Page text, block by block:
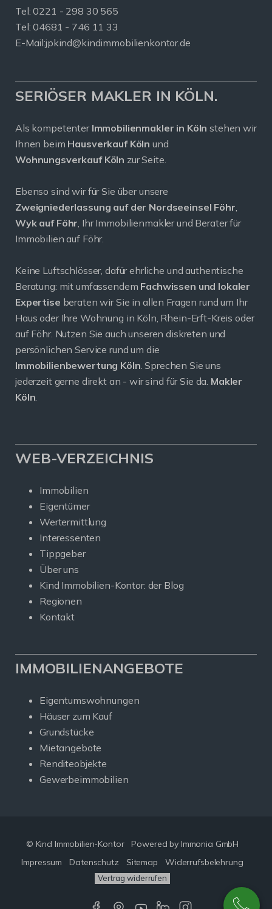
Tel: 0221 - 298 30 565
Tel: 04681 - 746 11 33
E-Mail:jpkind@kindimmobilienkontor.de
SERIÖSER MAKLER IN KÖLN.
Als kompetenter Immobilienmakler in Köln stehen wir
Ihnen beim Hausverkauf Köln und
Wohnungsverkauf Köln zur Seite.
Ebenso sind wir für Sie über unsere
Zweigniederlassung auf der Nordseeinsel Föhr,
Wyk auf Föhr, Ihr Immobilienmakler und Berater für
Immobilien auf Föhr.
Keine Luftschlösser, dafür ehrliche und authentische
Beratung: mit umfassendem Fachwissen und lokaler
Expertise beraten wir Sie in allen Fragen rund um Ihr
Haus oder Ihre Wohnung in Köln, Rhein-Erft-Kreis oder
auf Föhr. Nutzen Sie auch unseren diskreten und
persönlichen Service rund um die
Immobilienbewertung Köln. Sprechen Sie uns
jederzeit gerne direkt an - wir sind für Sie da. Makler
Köln.
WEB-VERZEICHNIS
Immobilien
Eigentümer
Wertermittlung
Interessenten
Tippgeber
Über uns
Kind Immobilien-Kontor: der Blog
Regionen
Kontakt
IMMOBILIENANGEBOTE
Eigentumswohnungen
Häuser zum Kauf
Grundstücke
Mietangebote
Renditeobjekte
Gewerbeimmobilien
© Kind Immobilien-Kontor
Powered by Immonia GmbH
Impressum
Datenschutz Sitemap Widerrufsbelehrung
Vertrag widerrufen